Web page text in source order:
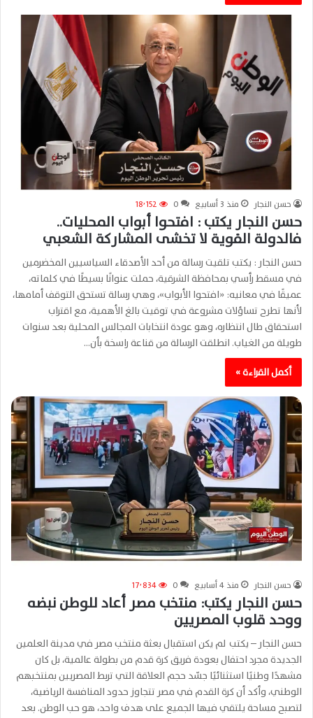
حسن النجار منذ 3 أسابيع 0 18٬152
حسن النجار يكتب : افتحوا أبواب المحليات..
فالدولة القوية لا تخشى المشاركة الشعبي
حسن النجار : يكتب تلقيت رسالة من أحد الأصدقاء السياسيين المخضرمين
في مسقط رأسي بمحافظة الشرقية، حملت عنوانًا بسيطًا في كلماته،
عميقًا في معانيه: «افتحوا الأبواب»، وهي رسالة تستحق التوقف أمامها،
لأنها تطرح تساؤلات مشروعة في توقيت بالغ الأهمية، مع اقتراب
استحقاق طال انتظاره، وهو عودة انتخابات المجالس المحلية بعد سنوات
طويلة من الغياب. انطلقت الرسالة من قناعة راسخة بأن…
أكمل القراءة »
حسن النجار منذ 4 أسابيع 0 17٬834
حسن النجار يكتب: منتخب مصر أعاد للوطن نبضه
ووحد قلوب المصريين
حسن النجار – يكتب لم يكن استقبال بعثة منتخب مصر في مدينة العلمين
الجديدة مجرد احتفال بعودة فريق كرة قدم من بطولة عالمية، بل كان
مشهدًا وطنيًا استثنائيًا جسّد حجم العلاقة التي تربط المصريين بمنتخبهم
الوطني، وأكد أن كرة القدم في مصر تتجاوز حدود المنافسة الرياضية،
لتصبح مساحة يلتقي فيها الجميع على هدف واحد، هو حب الوطن. بعد